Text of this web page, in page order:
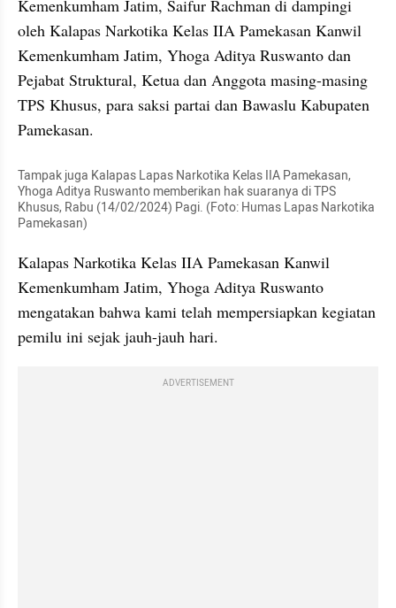
Kemenkumham Jatim, Saifur Rachman di dampingi
oleh Kalapas Narkotika Kelas IIA Pamekasan Kanwil
Kemenkumham Jatim, Yhoga Aditya Ruswanto dan
Pejabat Struktural, Ketua dan Anggota masing-masing
TPS Khusus, para saksi partai dan Bawaslu Kabupaten
Pamekasan.
Tampak juga Kalapas Lapas Narkotika Kelas IIA Pamekasan,
Yhoga Aditya Ruswanto memberikan hak suaranya di TPS
Khusus, Rabu (14/02/2024) Pagi. (Foto: Humas Lapas Narkotika
Pamekasan)
Kalapas Narkotika Kelas IIA Pamekasan Kanwil
Kemenkumham Jatim, Yhoga Aditya Ruswanto
mengatakan bahwa kami telah mempersiapkan kegiatan
pemilu ini sejak jauh-jauh hari.
ADVERTISEMENT